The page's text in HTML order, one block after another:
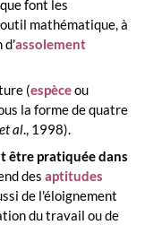
font les
mathématique, à
d'assolement
(espèceou
la forme de quatre
et al., 1998).
être pratiquée dans
desaptitudes
de l'éloignement
du travail ou de